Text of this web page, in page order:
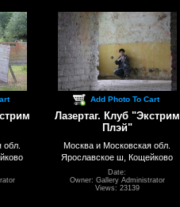
обл.
Add Photo To Cart
Лазертаг. Клуб "Экстрим
Плэй"
Москва и Московская обл.
Ярославское ш, Кощейково
Date:
Owner: Gallery Administrator
Views: 23139